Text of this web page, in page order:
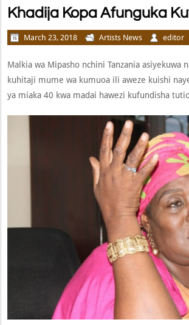
Khadija Kopa Afunguka
March 23, 2018 Artists News editor
Malkia wa Mipasho nchini Tanzania asiyekuwa
kuhitaji mume wa kumuoa ili aweze kuishi
ya miaka 40 kwa madai hawezi kufundisha